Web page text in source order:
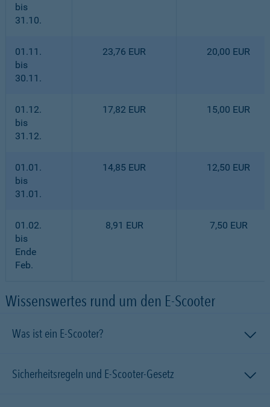
bis
31.10.
01.11.
bis
30.11.
23,76 EUR 20,00 EUR
01.12.
bis
31.12.
17,82 EUR 15,00 EUR
01.01.
bis
31.01.
14,85 EUR 12,50 EUR
01.02.
bis
Ende
Feb.
8,91 EUR 7,50 EUR
Wissenswertes rund um den E-Scooter
Was ist ein E-Scooter?
Sicherheitsregeln und E-Scooter-Gesetz